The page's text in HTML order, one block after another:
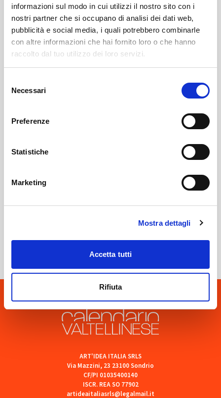
informazioni sul modo in cui utilizzi il nostro sito con i
nostri partner che si occupano di analisi dei dati web,
pubblicità e social media, i quali potrebbero combinarle
con altre informazioni che hai fornito loro o che hanno
raccolto dal tuo utilizzo dei loro servizi.
delNecessari
Preferenze
Statistiche
Marketing
Mostra dettagli
Accetta tutti
Rifiuta
Leggi il necrologio qui:
https://www.onoranzefunebrisof.it/memorials/albina-
menesatti-ved-proh/
Necrologi
ART'IDEA ITALIA SRLS
Via Mazzini, 23 23100 Sondrio
CF/PI 01035400140
ISCR. REA SO 77902
artideaitaliasrls@legalmail.it